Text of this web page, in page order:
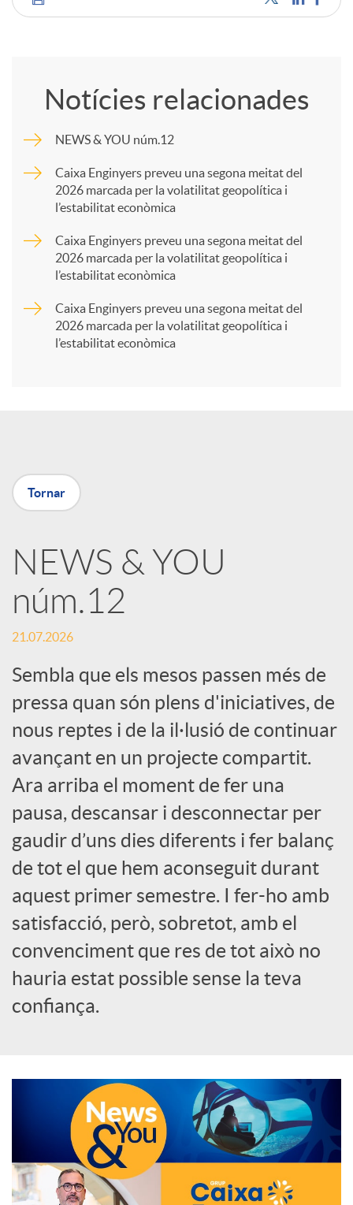
C
p
a
a
r
x
e
s
S
o
c
i
l
s
Notícies relacionades
NEWS & YOU núm.12
Caixa Enginyers preveu una segona meitat del
2026 marcada per la volatilitat geopolítica i
l’estabilitat econòmica
Caixa Enginyers preveu una segona meitat del
2026 marcada per la volatilitat geopolítica i
l’estabilitat econòmica
Caixa Enginyers preveu una segona meitat del
2026 marcada per la volatilitat geopolítica i
l’estabilitat econòmica
Tornar
NEWS & YOU
núm.12
21.07.2026
Sembla que els mesos passen més de
pressa quan són plens d'iniciatives, de
nous reptes i de la il·lusió de continuar
avançant en un projecte compartit.
Ara arriba el moment de fer una
pausa, descansar i desconnectar per
gaudir d’uns dies diferents i fer balanç
de tot el que hem aconseguit durant
aquest primer semestre. I fer-ho amb
satisfacció, però, sobretot, amb el
convenciment que res de tot això no
hauria estat possible sense la teva
confiança.